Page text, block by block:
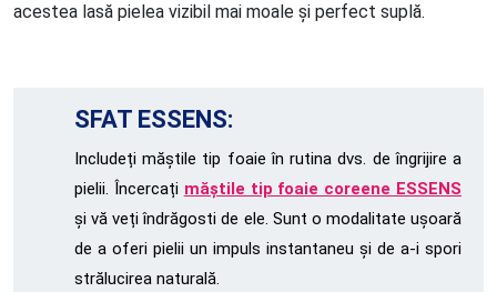
acestea lasă pielea vizibil mai moale și perfect suplă.
SFAT ESSENS:
Includeți măștile tip foaie în rutina dvs. de îngrijire a
pielii. Încercați măștile tip foaie coreene ESSENS
și vă veți îndrăgosti de ele. Sunt o modalitate ușoară
de a oferi pielii un impuls instantaneu și de a-i spori
strălucirea naturală.